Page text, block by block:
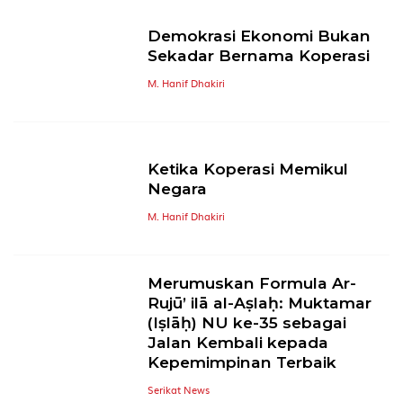
Demokrasi Ekonomi Bukan
Sekadar Bernama Koperasi
M. Hanif Dhakiri
Ketika Koperasi Memikul
Negara
M. Hanif Dhakiri
Merumuskan Formula Ar-
Rujū’ ilā al-Aṣlaḥ: Muktamar
(Iṣlāḥ) NU ke-35 sebagai
Jalan Kembali kepada
Kepemimpinan Terbaik
Serikat News